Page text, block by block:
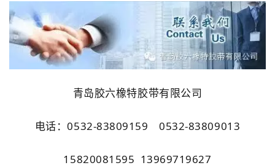
青岛胶六橡特胶带有限公司
电话：0532-83809159 0532-83809013
15820081595 13969719627